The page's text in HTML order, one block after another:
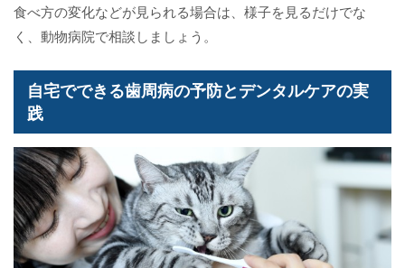
食べ方の変化などが見られる場合は、様子を見るだけでな
く、動物病院で相談しましょう。
自宅でできる歯周病の予防とデンタルケアの実
践